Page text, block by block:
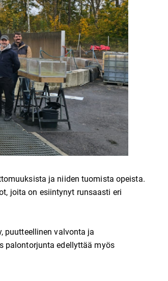
ja niiden tuomista opeista.
joita on esiintynyt runsaasti eri
puutteellinen valvonta ja
palontorjunta edellyttää myös